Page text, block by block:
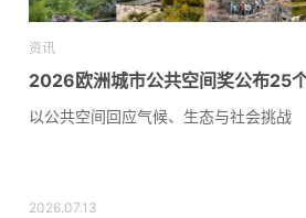
资讯
2026欧洲城市公共空间奖公布25
以公共空间回应气候、生态与社会挑战
2026.07.13